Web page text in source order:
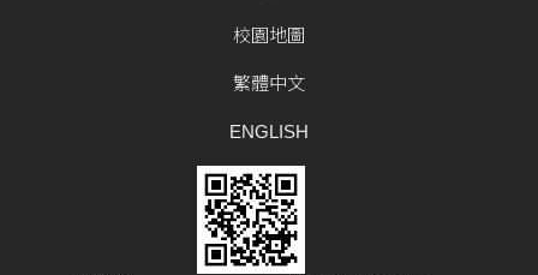
校園地圖
繁體中文
ENGLISH